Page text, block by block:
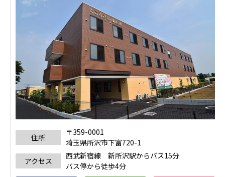
特定非営利活動法人アート応援隊
Mediclude 株式会社アジアメデカ元気事業団
株式会社フラワーコミュニティ放送
Medicare Lead Japan
株式会社日本医科学研究所
特定非営利活動法人共生フォーラム
一般社団法人フードラボジャパン
住所
〒359-0001
埼玉県所沢市下富720-1
アクセス
西武新宿線 新所沢駅からバス15分
バス停から徒歩4分